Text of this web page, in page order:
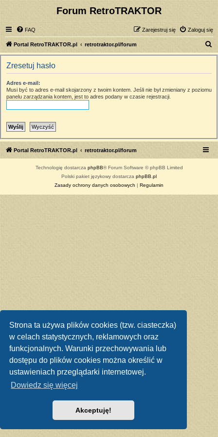
Strona ta używa plików cookies (tzw. ciasteczka)
w celach statystycznych, reklamowych oraz
funkcjonalnych. Warunki przechowywania lub
dostępu do plików cookies można określić w
ustawieniach przeglądarki internetowej.
Dowiedz się więcej
Akceptuję!
Forum RetroTRAKTOR
FAQ Zaloguj się
Zarejestruj się
Portal RetroTRAKTOR.pl retrotraktor.pl/forum
z
Zresetuj hasło
Adres e-mail:
Musi być to adres e-mail skojarzony z twoim kontem. Jeśli nie był zmieniany z poziomu
panelu zarządzania kontem, jest to adres podany w czasie rejestracji.
Portal RetroTRAKTOR.pl retrotraktor.pl/forum
Technologię dostarcza phpBB® Forum Software © phpBB Limited
Polski pakiet językowy dostarcza phpBB.pl
Zasady ochrony danych osobowych | Regulamin